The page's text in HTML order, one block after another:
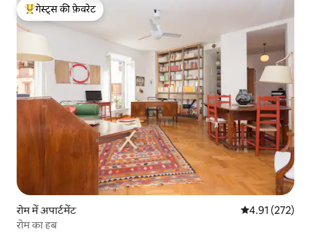
गेस्ट्स का टॉप फ़ेवरेट
गेस्ट्स की फ़ेवरेट
रोम में अपार्टमेंट औसत रेटिंग 5 में से
4.91 (272)
रोम का हब